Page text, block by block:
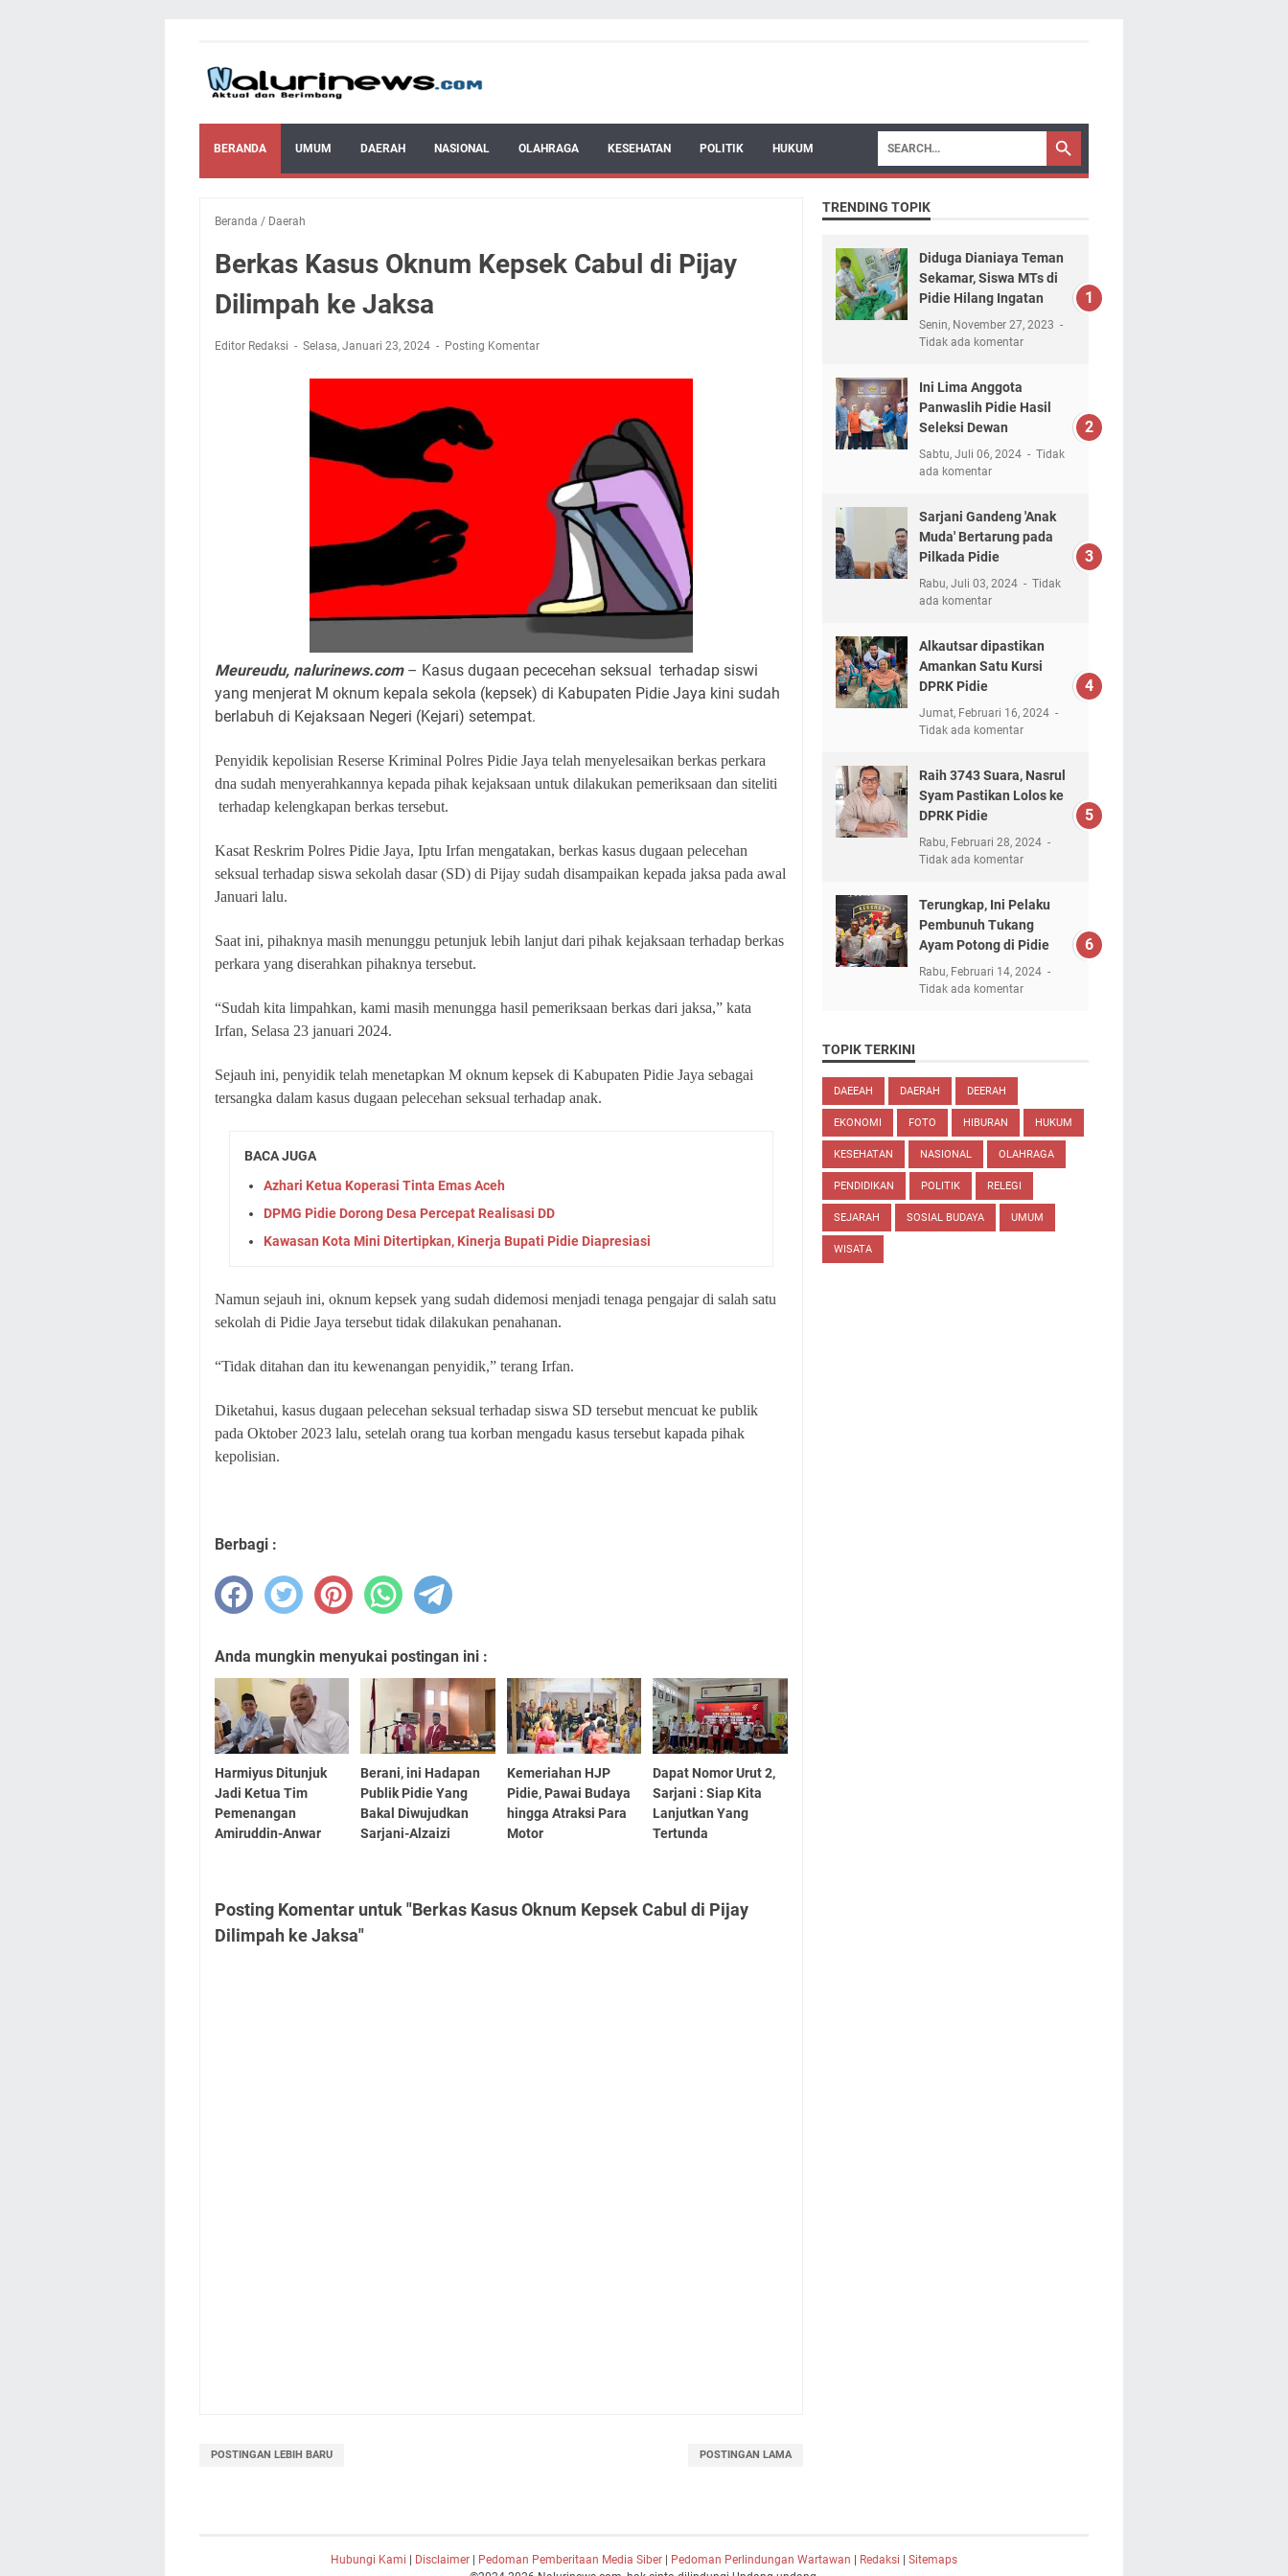
BERANDA UMUM DAERAH NASIONAL OLAHRAGA KESEHATAN POLITIK HUKUM
Beranda / Daerah
Berkas Kasus Oknum Kepsek Cabul di Pijay
Dilimpah ke Jaksa
Editor Redaksi Selasa, Januari 23, 2024 Posting Komentar
Meureudu, nalurinews.com– Kasus dugaan pececehan seksual terhadap siswi
yang menjerat M oknum kepala sekola (kepsek) di Kabupaten Pidie Jaya kini sudah
berlabuh di Kejaksaan Negeri (Kejari) setempat.
Penyidik kepolisian Reserse Kriminal Polres Pidie Jaya telah menyelesaikan berkas perkara
dna sudah menyerahkannya kepada pihak kejaksaan untuk dilakukan pemeriksaan dan siteliti
terhadap kelengkapan berkas tersebut.
Kasat Reskrim Polres Pidie Jaya, Iptu Irfan mengatakan, berkas kasus dugaan pelecehan
seksual terhadap siswa sekolah dasar (SD) di Pijay sudah disampaikan kepada jaksa pada awal
Januari lalu.
Saat ini, pihaknya masih menunggu petunjuk lebih lanjut dari pihak kejaksaan terhadap berkas
perkara yang diserahkan pihaknya tersebut.
“Sudah kita limpahkan, kami masih menungga hasil pemeriksaan berkas dari jaksa,” kata
Irfan, Selasa 23 januari 2024.
Sejauh ini, penyidik telah menetapkan M oknum kepsek di Kabupaten Pidie Jaya sebagai
tersangka dalam kasus dugaan pelecehan seksual terhadap anak.
BACA JUGA
Azhari Ketua Koperasi Tinta Emas Aceh
DPMG Pidie Dorong Desa Percepat Realisasi DD
Kawasan Kota Mini Ditertipkan, Kinerja Bupati Pidie Diapresiasi
Namun sejauh ini, oknum kepsek yang sudah didemosi menjadi tenaga pengajar di salah satu
sekolah di Pidie Jaya tersebut tidak dilakukan penahanan.
“Tidak ditahan dan itu kewenangan penyidik,” terang Irfan.
Diketahui, kasus dugaan pelecehan seksual terhadap siswa SD tersebut mencuat ke publik
pada Oktober 2023 lalu, setelah orang tua korban mengadu kasus tersebut kapada pihak
kepolisian.
Berbagi :
Anda mungkin menyukai postingan ini :
Harmiyus Ditunjuk
Jadi Ketua Tim
Pemenangan
Amiruddin-Anwar
Berani, ini Hadapan
Publik Pidie Yang
Bakal Diwujudkan
Sarjani-Alzaizi
Kemeriahan HJP
Pidie, Pawai Budaya
hingga Atraksi Para
Motor
Dapat Nomor Urut 2,
Sarjani : Siap Kita
Lanjutkan Yang
Tertunda
Posting Komentar untuk "Berkas Kasus Oknum Kepsek Cabul di Pijay
Dilimpah ke Jaksa"
POSTINGAN LEBIH BARU POSTINGAN LAMA
TRENDING TOPIK
Diduga Dianiaya Teman
Sekamar, Siswa MTs di
Pidie Hilang Ingatan
Senin, November 27, 2023
Tidak ada komentar
Ini Lima Anggota
Panwaslih Pidie Hasil
Seleksi Dewan
Sabtu, Juli 06, 2024
Tidak
ada komentar
Sarjani Gandeng 'Anak
Muda' Bertarung pada
Pilkada Pidie
Rabu, Juli 03, 2024
Tidak
ada komentar
Alkautsar dipastikan
Amankan Satu Kursi
DPRK Pidie
Jumat, Februari 16, 2024
Tidak ada komentar
Raih 3743 Suara, Nasrul
Syam Pastikan Lolos ke
DPRK Pidie
Rabu, Februari 28, 2024
Tidak ada komentar
Terungkap, Ini Pelaku
Pembunuh Tukang
Ayam Potong di Pidie
Rabu, Februari 14, 2024
Tidak ada komentar
TOPIK TERKINI
DAEEAH DAERAH DEERAH
EKONOMI FOTO HIBURAN HUKUM
KESEHATAN NASIONAL OLAHRAGA
PENDIDIKAN POLITIK RELEGI
SEJARAH SOSIAL BUDAYA UMUM
WISATA
Hubungi Kami | Disclaimer | Pedoman Pemberitaan Media Siber | Pedoman Perlindungan Wartawan | Redaksi | Sitemaps